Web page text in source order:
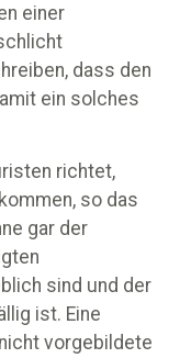
einer
dass den
ein solches
richtet,
so das
gar der
sind und der
ist. Eine
vorgebildete